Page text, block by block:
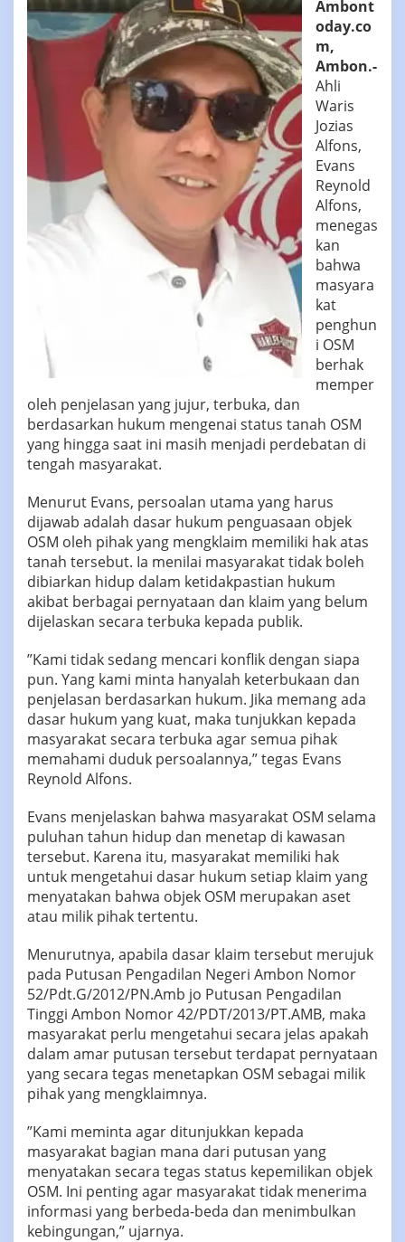
Ambont
oday.co
m,
Ambon.-
Ahli
Waris
Jozias
Alfons,
Evans
Reynold
Alfons,
menegas
kan
bahwa
masyara
kat
penghun
i OSM
berhak
memper
oleh penjelasan yang jujur, terbuka, dan
berdasarkan hukum mengenai status tanah OSM
yang hingga saat ini masih menjadi perdebatan di
tengah masyarakat.
‎‎Menurut Evans, persoalan utama yang harus
dijawab adalah dasar hukum penguasaan objek
OSM oleh pihak yang mengklaim memiliki hak atas
tanah tersebut. Ia menilai masyarakat tidak boleh
dibiarkan hidup dalam ketidakpastian hukum
akibat berbagai pernyataan dan klaim yang belum
dijelaskan secara terbuka kepada publik.
‎‎”Kami tidak sedang mencari konflik dengan siapa
pun. Yang kami minta hanyalah keterbukaan dan
penjelasan berdasarkan hukum. Jika memang ada
dasar hukum yang kuat, maka tunjukkan kepada
masyarakat secara terbuka agar semua pihak
memahami duduk persoalannya,” tegas Evans
Reynold Alfons.
‎Evans menjelaskan bahwa masyarakat OSM selama
puluhan tahun hidup dan menetap di kawasan
tersebut. Karena itu, masyarakat memiliki hak
untuk mengetahui dasar hukum setiap klaim yang
menyatakan bahwa objek OSM merupakan aset
atau milik pihak tertentu.
‎‎Menurutnya, apabila dasar klaim tersebut merujuk
pada Putusan Pengadilan Negeri Ambon Nomor
52/Pdt.G/2012/PN.Amb jo Putusan Pengadilan
Tinggi Ambon Nomor 42/PDT/2013/PT.AMB, maka
masyarakat perlu mengetahui secara jelas apakah
dalam amar putusan tersebut terdapat pernyataan
yang secara tegas menetapkan OSM sebagai milik
pihak yang mengklaimnya.
‎‎”Kami meminta agar ditunjukkan kepada
masyarakat bagian mana dari putusan yang
menyatakan secara tegas status kepemilikan objek
OSM. Ini penting agar masyarakat tidak menerima
informasi yang berbeda-beda dan menimbulkan
kebingungan,” ujarnya.